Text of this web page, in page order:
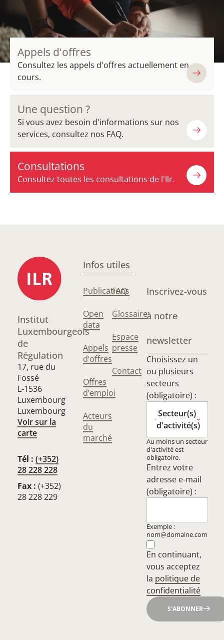
Appels d'offres
Consultez les appels d'offres actuellement en
cours.
Une question ?
Si vous avez besoin d'informations sur nos
services, consultez nos FAQ.
Consultations
Consultez toutes les consultations de l'Ilr.
Institut
Luxembourgeois
de
Régulation
17, rue du
Fossé
L-1536
Luxembourg
Luxembourg
Voir sur la
carte
Tél : (+352)
28 228 228
Fax : (+352)
28 228 229
Infos utiles
Publications
Open
data
Appels
d’offres
Offres
d’emploi
Acteurs
du
marché
FAQ
Glossaire
Espace
presse
Contact
Inscrivez-vous
à notre
newsletter
Choisissez un
ou plusieurs
secteurs
(obligatoire) :
Secteur(s)
d'activité(s)
Au moins un secteur
d'activité est
obligatoire.
Entrez votre
adresse e-mail
(obligatoire) :
Exemple :
nom@domaine.com
En continuant,
vous acceptez
la politique de
confidentialité
S'ABONNER